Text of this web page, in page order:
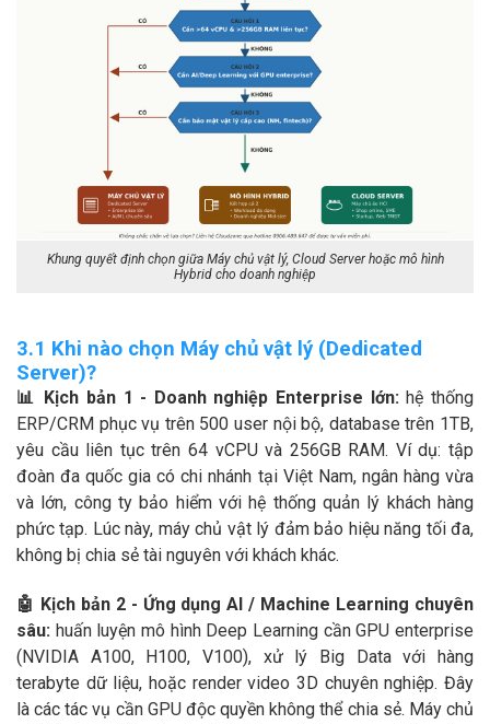
Khung quyết định chọn giữa Máy chủ vật lý, Cloud Server hoặc mô hình
Hybrid cho doanh nghiệp
3.1 Khi nào chọn Máy chủ vật lý (Dedicated
Server)?
📊 Kịch bản 1 - Doanh nghiệp Enterprise lớn:hệ thống
ERP/CRM phục vụ trên 500 user nội bộ, database trên 1TB,
yêu cầu liên tục trên 64 vCPU và 256GB RAM. Ví dụ: tập
đoàn đa quốc gia có chi nhánh tại Việt Nam, ngân hàng vừa
và lớn, công ty bảo hiểm với hệ thống quản lý khách hàng
phức tạp. Lúc này, máy chủ vật lý đảm bảo hiệu năng tối đa,
không bị chia sẻ tài nguyên với khách khác.
🤖 Kịch bản 2 - Ứng dụng AI / Machine Learning chuyên
sâu: huấn luyện mô hình Deep Learning cần GPU enterprise
(NVIDIA A100, H100, V100), xử lý Big Data với hàng
terabyte dữ liệu, hoặc render video 3D chuyên nghiệp. Đây
là các tác vụ cần GPU độc quyền không thể chia sẻ. Máy chủ